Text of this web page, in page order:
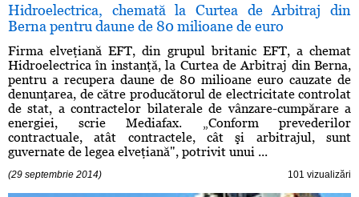
Hidroelectrica, chemată la Curtea de Arbitraj din
Berna pentru daune de 80 milioane de euro
Firma elveţiană EFT, din grupul britanic EFT, a chemat
Hidroelectrica în instanţă, la Curtea de Arbitraj din Berna,
pentru a recupera daune de 80 milioane euro cauzate de
denunţarea, de către producătorul de electricitate controlat
de stat, a contractelor bilaterale de vânzare-cumpărare a
energiei, scrie Mediafax. „Conform prevederilor
contractuale, atât contractele, cât şi arbitrajul, sunt
guvernate de legea elveţiană", potrivit unui ...
(29 septembrie 2014) 101 vizualizări